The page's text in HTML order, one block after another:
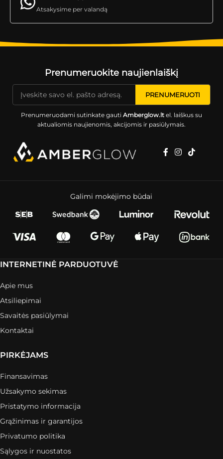
Atsakysime per valandą
Prenumeruokite naujienlaiškį
Prenumeruodami sutinkate gauti Amberglow.ltel. laiškus su
aktualiomis naujienomis, akcijomis ir pasiūlymais.
Galimi mokėjimo būdai
INTERNETINĖ PARDUOTUVĖ
Apie mus
Atsiliepimai
Savaitės pasiūlymai
Kontaktai
PIRKĖJAMS
Finansavimas
Užsakymo sekimas
Pristatymo informacija
Grąžinimas ir garantijos
Privatumo politika
Sąlygos ir nuostatos